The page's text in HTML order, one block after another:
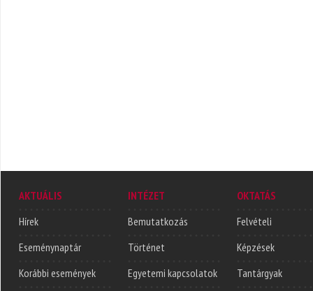
AKTUÁLIS
Hírek
Eseménynaptár
Korábbi események
INTÉZET
Bemutatkozás
Történet
Egyetemi kapcsolatok
OKTATÁS
Felvételi
Képzések
Tantárgyak